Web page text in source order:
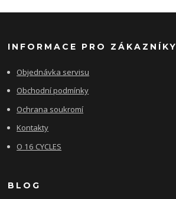
INFORMACE PRO ZÁKAZNÍKY
Objednávka servisu
Obchodní podmínky
Ochrana soukromí
Kontakty
O 16 CYCLES
BLOG